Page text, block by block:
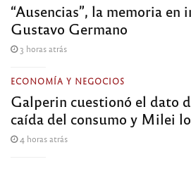
“Ausencias”, la memoria en
Gustavo Germano
3 horas atrás
ECONOMÍA Y NEGOCIOS
Galperin cuestionó el dato
caída del consumo y Milei
4 horas atrás